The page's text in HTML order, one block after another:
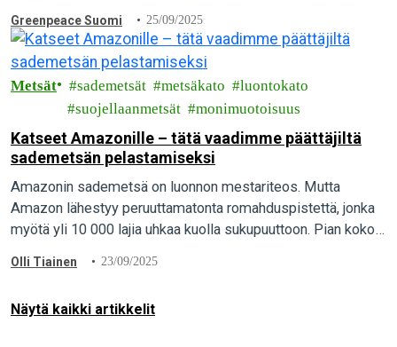
Greenpeace Suomi 25/09/2025
Metsät sademetsät metsäkato
luontokato
suojellaanmetsät
monimuotoisuus
Katseet Amazonille – tätä vaadimme päättäjiltä
sademetsän pelastamiseksi
Amazonin sademetsä on luonnon mestariteos. Mutta
Amazon lähestyy peruuttamatonta romahduspistettä, jonka
myötä yli 10 000 lajia uhkaa kuolla sukupuuttoon. Pian koko
kokoontuvat Amazonille…
Olli Tiainen 23/09/2025
Näytä kaikki artikkelit